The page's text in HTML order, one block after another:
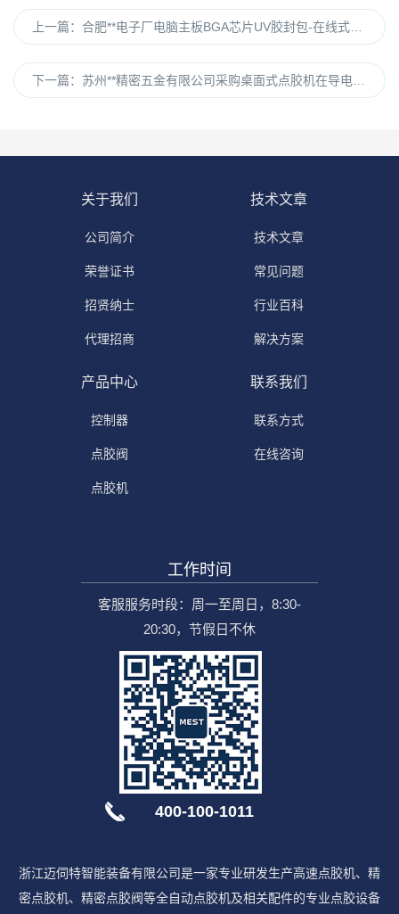
上一篇： 合肥**电子厂电脑主板BGA芯片UV胶封包-在线式喷射点胶机合作案例
下一篇： 苏州**精密五金有限公司采购桌面式点胶机在导电胶点胶的应用
关于我们
公司简介
荣誉证书
招贤纳士
代理招商
技术文章
技术文章
常见问题
行业百科
解决方案
产品中心
控制器
点胶阀
点胶机
联系我们
联系方式
在线咨询
工作时间
客服服务时段：周一至周日，8:30-
20:30，节假日不休
400-100-1011
浙江迈伺特智能装备有限公司是一家专业研发生产高速点胶机、精
密点胶机、精密点胶阀等全自动点胶机及相关配件的专业点胶设备